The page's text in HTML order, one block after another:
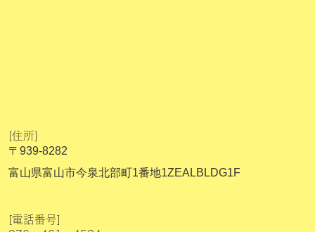
[住所]
〒939-8282
富山県富山市今泉北部町1番地1ZEALBLDG1F
[電話番号]